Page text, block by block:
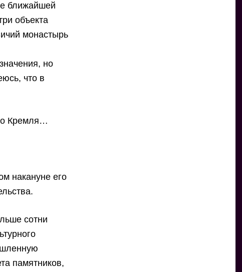
ближайшей
объекта
монастырь
но
что в
Кремля…
накануне его
сотни
памятников,